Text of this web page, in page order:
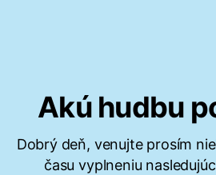
Akú hudbu
Dobrý deň, venujte prosím
času vyplneniu